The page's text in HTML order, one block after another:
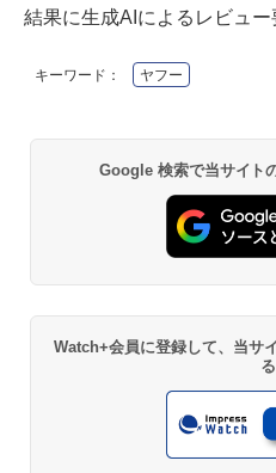
結果に生成AIによるレビュー
キーワード： ヤフー
Google 検索で当サイト
Watch+会員に登録して、当サ
る